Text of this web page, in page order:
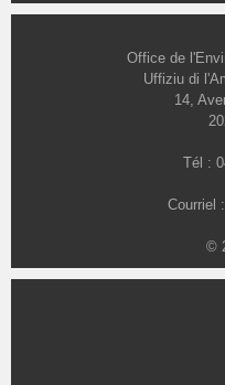
Office de
Uffiziu di
14,
Tél :
Courriel :
©